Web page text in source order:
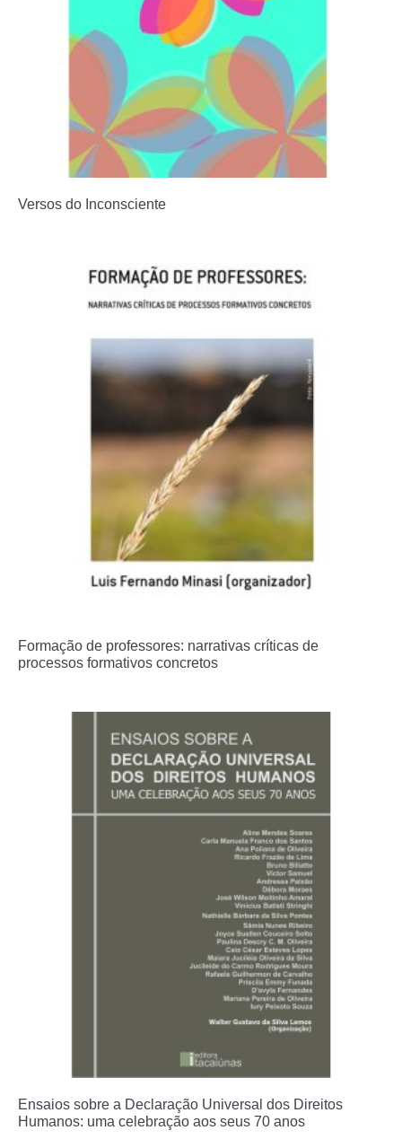
Versos do Inconsciente
Formação de professores: narrativas críticas de
processos formativos concretos
Ensaios sobre a Declaração Universal dos Direitos
Humanos: uma celebração aos seus 70 anos